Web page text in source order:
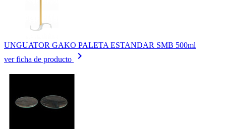
UNGUATOR GAKO PALETA ESTANDAR SMB 500ml
ver ficha de producto
keyboard_arrow_right